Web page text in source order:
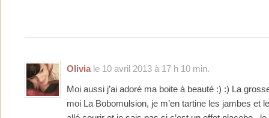
Oliviale 10 avril 2013 à 17 h 10 min.
Moi aussi j’ai adoré ma boite à beauté :) :) La
moi La Bobomulsion, je m’en tartine les jambes et